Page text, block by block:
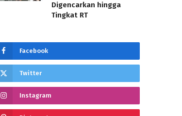
Digencarkan hingga
Tingkat RT
Facebook
Twitter
Instagram